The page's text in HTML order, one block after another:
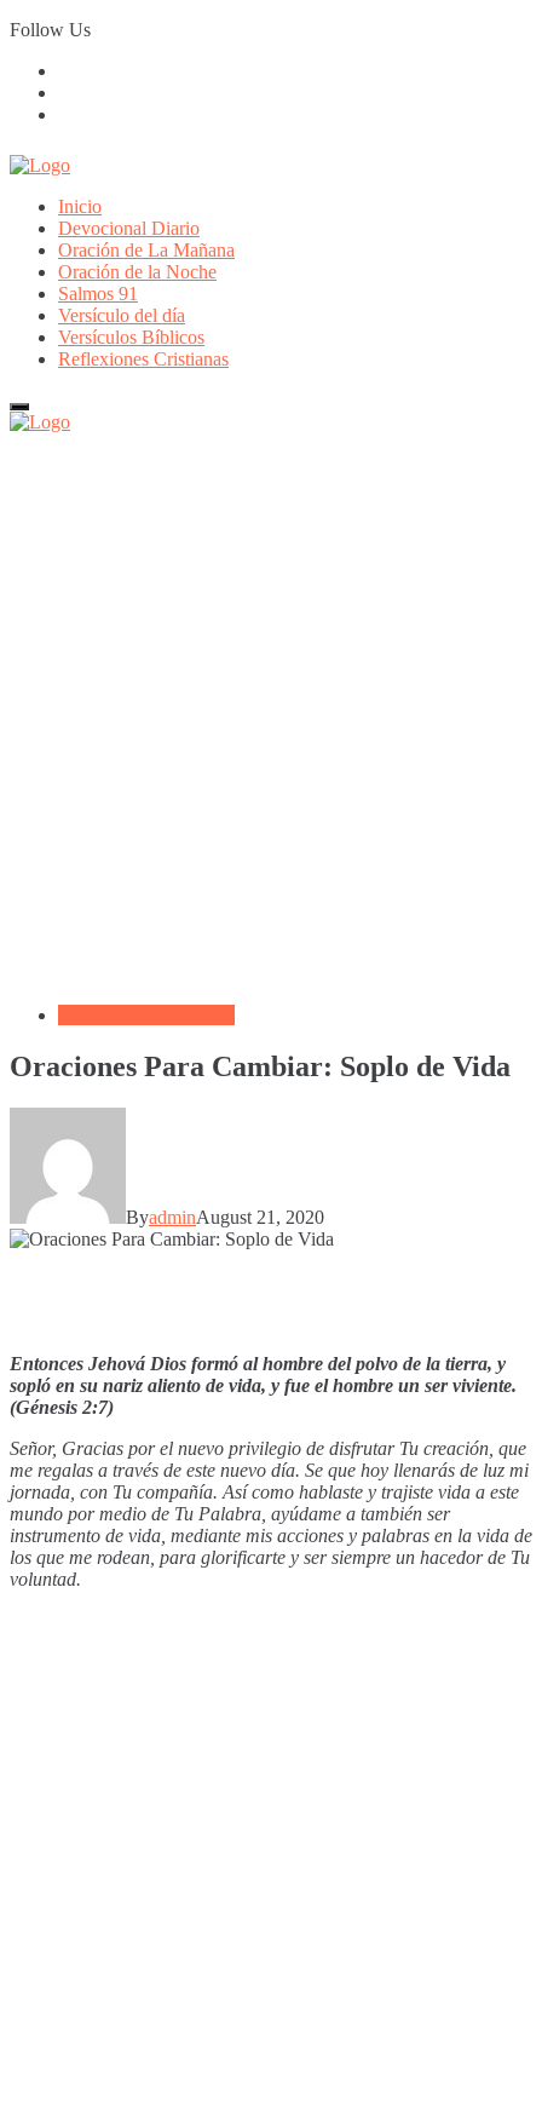
Skip
to
Follow Us
Inicio
Devocional Diario
Oración de La Mañana
Oración de la Noche
Salmos 91
Versículo del día
Versículos Bíblicos
Reflexiones Cristianas
Oraciones Para Cambiar: Soplo de Vida
ByadminAugust 21, 2020
Entonces Jehová Dios formó al hombre del polvo de la tierra, y
sopló en su nariz aliento de vida, y fue el hombre un ser viviente.
(Génesis 2:7)
Señor, Gracias por el nuevo privilegio de disfrutar Tu creación, que
me regalas a través de este nuevo día. Se que hoy llenarás de luz mi
jornada, con Tu compañía. Así como hablaste y trajiste vida a este
mundo por medio de Tu Palabra, ayúdame a también ser
instrumento de vida, mediante mis acciones y palabras en la vida de
los que me rodean, para glorificarte y ser siempre un hacedor de Tu
voluntad.